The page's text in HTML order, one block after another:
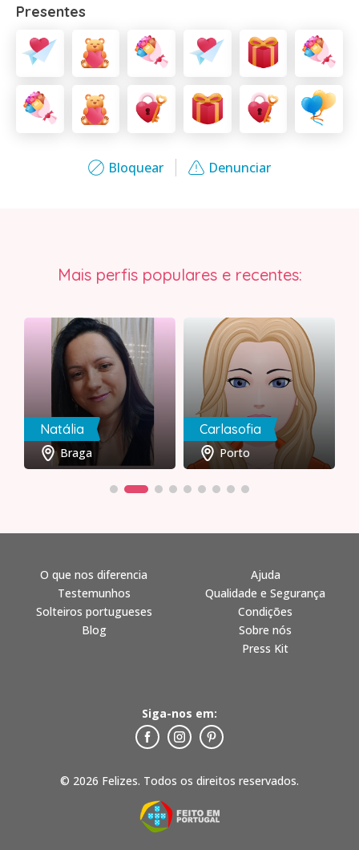
Bloquear Denunciar
Presentes
Mais perfis populares e recentes:
Natália
Braga
Carlasofia
Porto
© 2026 Felizes. Todos os direitos reservados.
O que nos diferencia
Testemunhos
Solteiros portugueses
Blog
Ajuda
Qualidade e Segurança
Condições
Sobre nós
Press Kit
Siga-nos em: